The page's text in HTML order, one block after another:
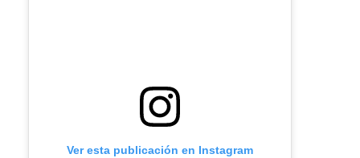
Ver esta publicación en Instagram